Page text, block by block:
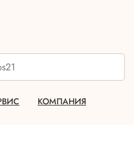
КОМПАНИЯ